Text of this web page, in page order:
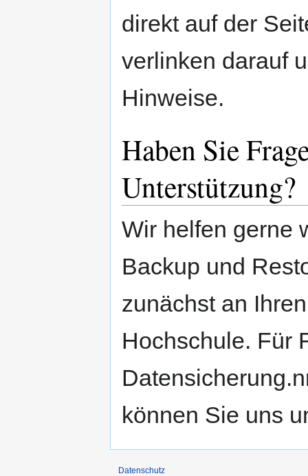
direkt auf der
verlinken darauf
Hinweise.
Haben Sie
Unterstützung?
Wir helfen gerne
Backup und
zunächst an
Hochschule. Für
können Sie uns
Datenschutz